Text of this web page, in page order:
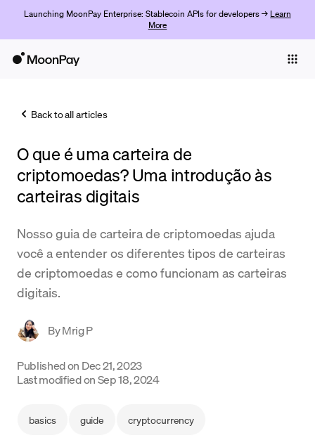
Launching MoonPay Enterprise: Stablecoin APIs for developers → Learn
More
Trade
Crypto Prices
Learn
Support
Language
Começar
Back to all articles
O que é uma carteira de
criptomoedas? Uma introdução às
carteiras digitais
Nosso guia de carteira de criptomoedas ajuda
você a entender os diferentes tipos de carteiras
de criptomoedas e como funcionam as carteiras
digitais.
ByMrig P
Published on Dec 21, 2023
Last modified onSep 18, 2024
basics guide cryptocurrency